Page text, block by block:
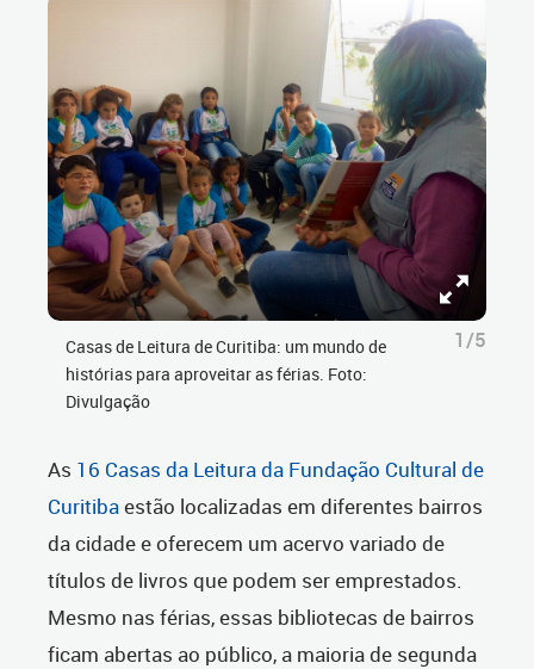
Casas de Leitura de Curitiba: um mundo de
histórias para aproveitar as férias. Foto:
Divulgação
1/5
As 16 Casas da Leitura da Fundação Cultural de
Curitibaestão localizadas em diferentes bairros
da cidade e oferecem um acervo variado de
títulos de livros que podem ser emprestados.
Mesmo nas férias, essas bibliotecas de bairros
ficam abertas ao público, a maioria de segunda